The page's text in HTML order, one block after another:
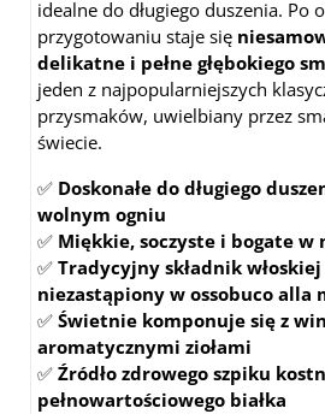
idealne do długiego duszenia. Po
przygotowaniu staje się
delikatne i pełne głębokiego
jeden z najpopularniejszych
przysmaków, uwielbiany przez
świecie.
✅ Doskonałe do długiego
wolnym ogniu
✅ Miękkie, soczyste i bogate
✅ Tradycyjny składnik
niezastąpiony w ossobuco alla
✅ Świetnie komponuje się z
aromatycznymi ziołami
✅ Źródło zdrowego szpiku
pełnowartościowego białka